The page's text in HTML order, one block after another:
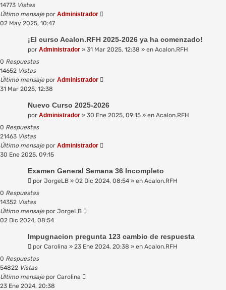
14773 Vistas
Último mensaje por Administrador
02 May 2025, 10:47
¡El curso Acalon.RFH 2025-2026 ya ha comenzado!
por Administrador » 31 Mar 2025, 12:38 » en Acalon.RFH
0 Respuestas
14652 Vistas
Último mensaje por Administrador
31 Mar 2025, 12:38
Nuevo Curso 2025-2026
por Administrador » 30 Ene 2025, 09:15 » en Acalon.RFH
0 Respuestas
21463 Vistas
Último mensaje por Administrador
30 Ene 2025, 09:15
Examen General Semana 36 Incompleto
por JorgeLB » 02 Dic 2024, 08:54 » en Acalon.RFH
0 Respuestas
14352 Vistas
Último mensaje por JorgeLB
02 Dic 2024, 08:54
Impugnacion pregunta 123 cambio de respuesta
por Carolina » 23 Ene 2024, 20:38 » en Acalon.RFH
0 Respuestas
54822 Vistas
Último mensaje por Carolina
23 Ene 2024, 20:38